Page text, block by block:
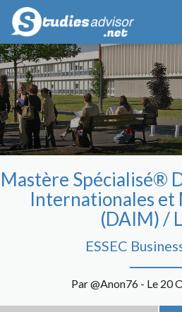
Mastère Spécialisé®
Internationales et
(DAIM) /
ESSEC
Par @Anon76 - Le 20